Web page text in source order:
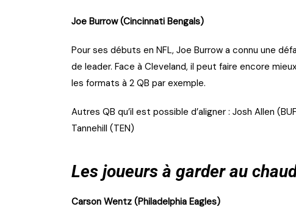
Joe Burrow (Cincinnati Bengals)
Pour ses débuts en NFL, Joe Burrow a connu une
de leader. Face à Cleveland, il peut faire encore
les formats à 2 QB par exemple.
Autres QB qu’il est possible d’aligner : Josh Allen
Tannehill (TEN)
Les joueurs à garder au
Carson Wentz (Philadelphia Eagles)